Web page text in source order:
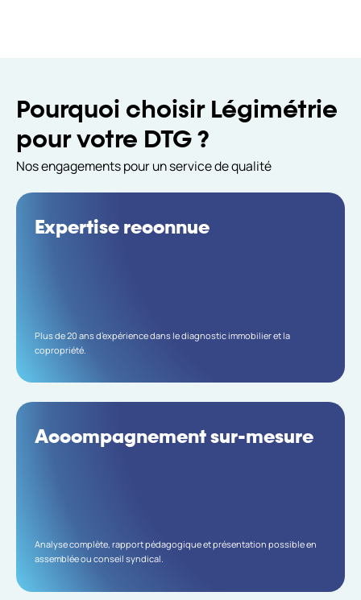
Pourquoi choisir Légimétrie
pour votre DTG ?
Nos engagements pour un service de qualité
Expertise reconnue
Plus de 20 ans d’expérience dans le diagnostic immobilier et la
copropriété.
Accompagnement sur-mesure
Analyse complète, rapport pédagogique et présentation possible en
assemblée ou conseil syndical.